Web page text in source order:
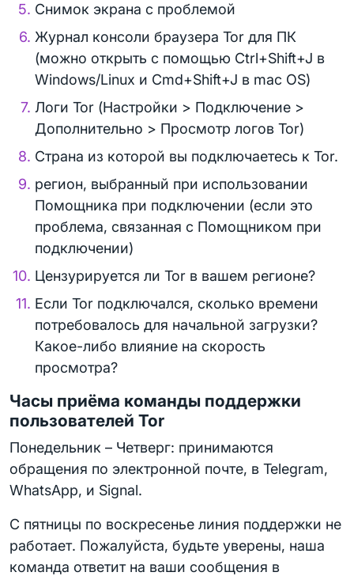
Снимок экрана с проблемой
Журнал консоли браузера Tor для ПК
(можно открыть с помощью Ctrl+Shift+J в
Windows/Linux и Cmd+Shift+J в mac OS)
Логи Tor (Настройки > Подключение >
Дополнительно > Просмотр логов Tor)
Страна из которой вы подключаетесь к Tor.
регион, выбранный при использовании
Помощника при подключении (если это
проблема, связанная с Помощником при
подключении)
Цензурируется ли Tor в вашем регионе?
Если Tor подключался, сколько времени
потребовалось для начальной загрузки?
Какое-либо влияние на скорость
просмотра?
Часы приёма команды поддержки
пользователей Tor
Понедельник – Четверг: принимаются
обращения по электронной почте, в Telegram,
WhatsApp, и Signal.
С пятницы по воскресенье линия поддержки не
работает. Пожалуйста, будьте уверены, наша
команда ответит на ваши сообщения в